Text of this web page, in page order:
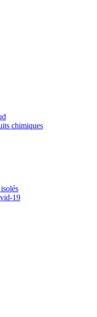
chimiques
19